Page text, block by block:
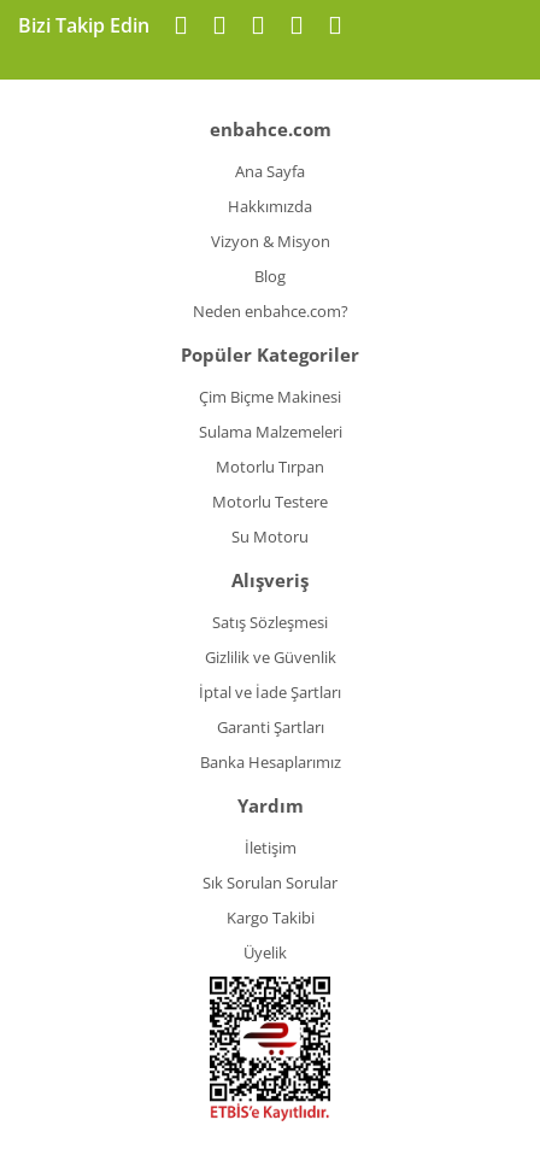
Bizi Takip Edin
enbahce.com
Ana Sayfa
Hakkımızda
Vizyon & Misyon
Blog
Neden enbahce.com?
Popüler Kategoriler
Çim Biçme Makinesi
Sulama Malzemeleri
Motorlu Tırpan
Motorlu Testere
Su Motoru
Alışveriş
Satış Sözleşmesi
Gizlilik ve Güvenlik
İptal ve İade Şartları
Garanti Şartları
Banka Hesaplarımız
Yardım
İletişim
Sık Sorulan Sorular
Kargo Takibi
Üyelik